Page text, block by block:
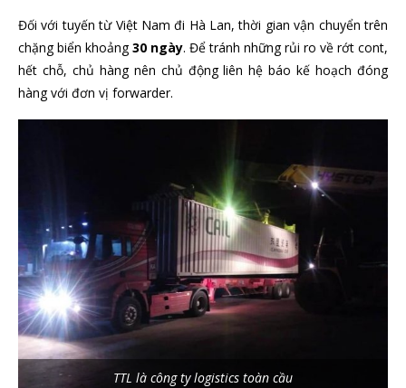
Đối với tuyến từ Việt Nam đi Hà Lan, thời gian vận chuyển trên
chặng biển khoảng30 ngày. Để tránh những rủi ro về rớt cont,
hết chỗ, chủ hàng nên chủ động liên hệ báo kế hoạch đóng
hàng với đơn vị forwarder.
TTL là công ty logistics toàn cầu